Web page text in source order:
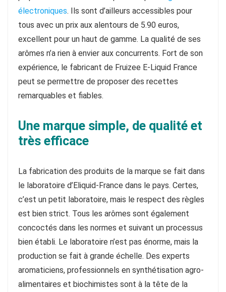
électroniques. Ils sont d’ailleurs accessibles pour
tous avec un prix aux alentours de 5.90 euros,
excellent pour un haut de gamme. La qualité de ses
arômes n’a rien à envier aux concurrents. Fort de son
expérience, le fabricant de Fruizee E-Liquid France
peut se permettre de proposer des recettes
remarquables et fiables.
Une marque simple, de qualité et
très efficace
La fabrication des produits de la marque se fait dans
le laboratoire d’Eliquid-France dans le pays. Certes,
c’est un petit laboratoire, mais le respect des règles
est bien strict. Tous les arômes sont également
concoctés dans les normes et suivant un processus
bien établi. Le laboratoire n’est pas énorme, mais la
production se fait à grande échelle. Des experts
aromaticiens, professionnels en synthétisation agro-
alimentaires et biochimistes sont à la tête de la